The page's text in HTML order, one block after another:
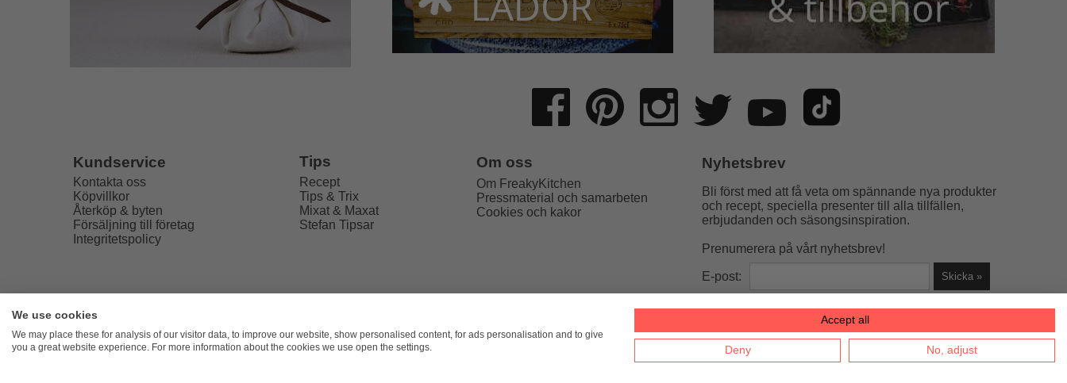
Kundservice
Kontakta oss
Köpvillkor
Återköp & byten
Försäljning till företag
Integritetspolicy
Tips
Recept
Tips & Trix
Mixat & Maxat
Stefan Tipsar
Om oss
Om FreakyKitchen
Pressmaterial och samarbeten
Cookies och kakor
Nyhetsbrev
Bli först med att få veta om spännande nya produkter
och recept, speciella presenter till alla tillfällen,
erbjudanden och säsongsinspiration.
Prenumerera på vårt nyhetsbrev!
E-post:
FreakyKitchen hello@freakykitchen.se Telefon: 076-217 78 58 (mejla helst)
We use cookies
We may place these for analysis of our visitor data, to improve our website, show personalised content, for ads personalisation and to give
you a great website experience. For more information about the cookies we use open the settings.
Accept all
Deny No, adjust